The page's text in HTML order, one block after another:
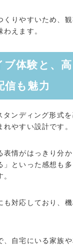
くりやすいため、
えます。
ブ体験と、
信も魅力
タンディング形式を
やすい設計です。
表情がはっきり分
」といった感想も
も対応しており、
、自宅にいる家族